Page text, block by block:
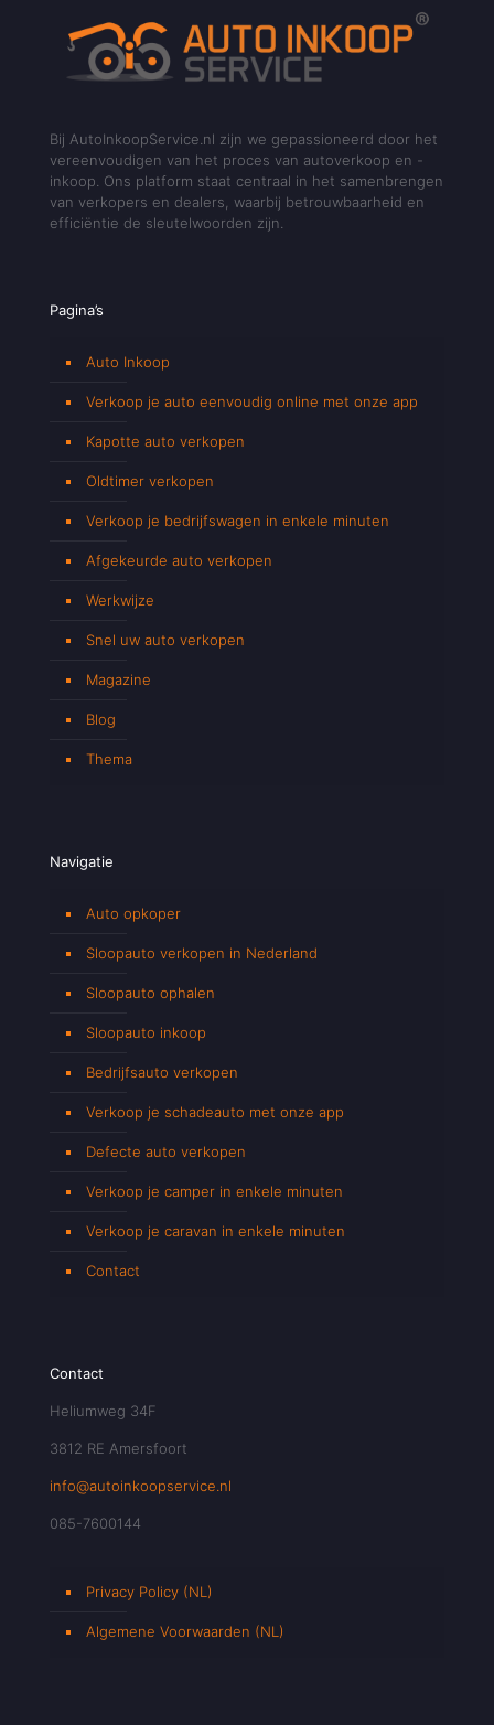
Bij AutoInkoopService.nl zijn we gepassioneerd door het
vereenvoudigen van het proces van autoverkoop en -
inkoop. Ons platform staat centraal in het samenbrengen
van verkopers en dealers, waarbij betrouwbaarheid en
efficiëntie de sleutelwoorden zijn.
Pagina’s
Auto Inkoop
Verkoop je auto eenvoudig online met onze app
Kapotte auto verkopen
Oldtimer verkopen
Verkoop je bedrijfswagen in enkele minuten
Afgekeurde auto verkopen
Werkwijze
Snel uw auto verkopen
Magazine
Blog
Thema
Navigatie
Auto opkoper
Sloopauto verkopen in Nederland
Sloopauto ophalen
Sloopauto inkoop
Bedrijfsauto verkopen
Verkoop je schadeauto met onze app
Defecte auto verkopen
Verkoop je camper in enkele minuten
Verkoop je caravan in enkele minuten
Contact
Contact
Heliumweg 34F
3812 RE Amersfoort
info@autoinkoopservice.nl
085-7600144
Privacy Policy (NL)
Algemene Voorwaarden (NL)